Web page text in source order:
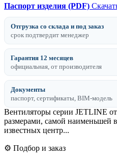
Паспорт изделия (PDF)
Отгрузка со склада и под заказ
срок подтвердит менеджер
Гарантия 12 месяцев
официальная, от производителя
Документы
паспорт, сертификаты, BIM-модель
Вентиляторы серии JETLINE
размерами, самой наименьшей
известных центр...
⚙️ Подбор и заказ